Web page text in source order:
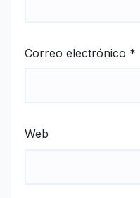
Correo electrónico *
Web